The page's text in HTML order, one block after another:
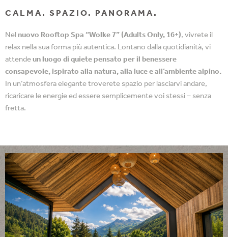
CALMA. SPAZIO. PANORAMA.
Nel nuovo Rooftop Spa “Wolke 7” (Adults Only, 16+), vivrete il
relax nella sua forma più autentica. Lontano dalla quotidianità, vi
attende un luogo di quiete pensato per il benessere
consapevole, ispirato alla natura, alla luce e all’ambiente alpino.
In un’atmosfera elegante troverete spazio per lasciarvi andare,
ricaricare le energie ed essere semplicemente voi stessi – senza
fretta.